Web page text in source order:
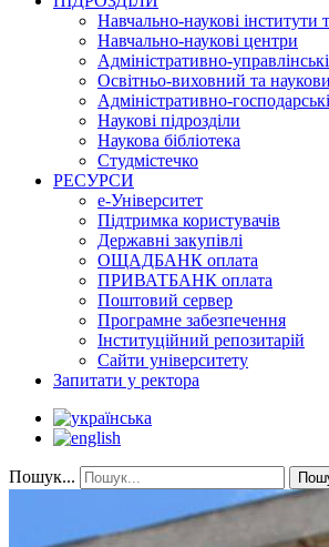
Навчально-наукові інститути
Навчально-наукові центри
Адміністративно-управлінські
Освітньо-виховний та
Адміністративно-господарські
Наукові підрозділи
Наукова бібліотека
Студмістечко
РЕСУРСИ
е-Університет
Підтримка користувачів
Державні закупівлі
ОЩАДБАНК оплата
ПРИВАТБАНК оплата
Поштовий сервер
Програмне забезпечення
Інституційний репозитарій
Сайти університету
Запитати у ректора
Пошук...